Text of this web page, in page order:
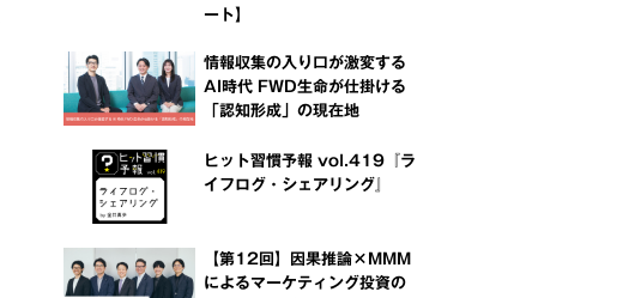
ート】
情報収集の入り口が激変する
AI時代 FWD生命が仕掛ける
「認知形成」の現在地
ヒット習慣予報 vol.419『ラ
イフログ・シェアリング』
【第12回】因果推論×MMM
によるマーケティング投資の